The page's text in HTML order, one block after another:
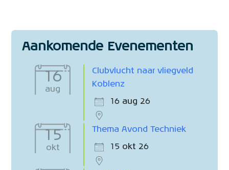
Aankomende Evenementen
16
aug
Clubvlucht naar vliegveld
Koblenz
16 aug 26
15
okt
Thema Avond Techniek
15 okt 26